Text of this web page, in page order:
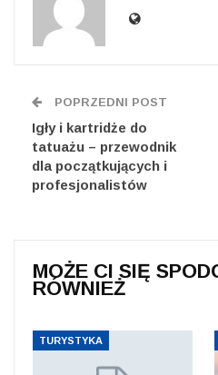
POPRZEDNI POST
Igły i kartridże do
tatuażu – przewodnik
dla początkujących i
profesjonalistów
MOŻE CI SIĘ
RÓWNIEŻ
TURYSTYKA